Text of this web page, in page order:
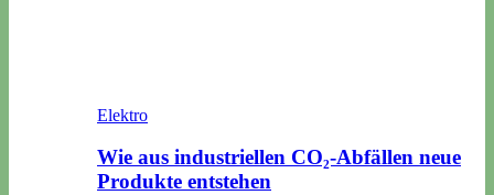
Elektro
Wie aus industriellen CO₂-Abfällen neue
Produkte entstehen